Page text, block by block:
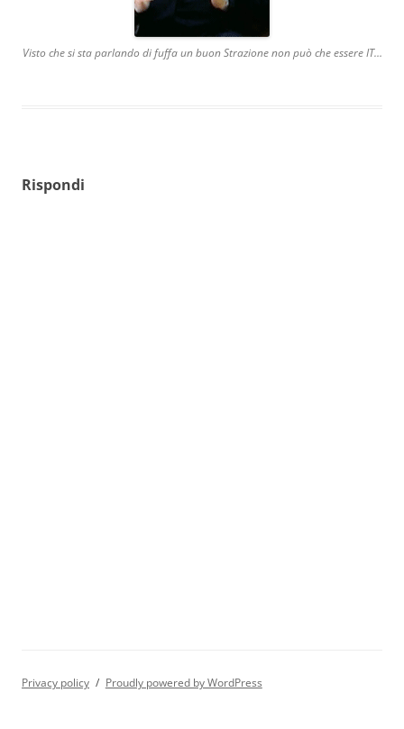
Visto che si sta parlando di fuffa un buon Strazione non può che essere IT…
Rispondi
Privacy policy Proudly powered by WordPress